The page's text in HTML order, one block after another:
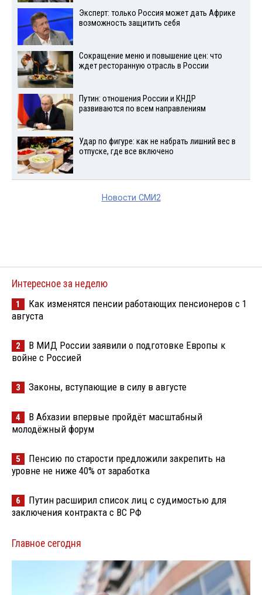
Эксперт: только Россия может дать Африке
возможность защитить себя
Сокращение меню и повышение цен: что
ждет ресторанную отрасль в России
Путин: отношения России и КНДР
развиваются по всем направлениям
Удар по фигуре: как не набрать лишний вес в
отпуске, где все включено
Новости СМИ2
Интересное за неделю
1
Как изменятся пенсии работающих пенсионеров с 1
августа
2
В МИД России заявили о подготовке Европы к
войне с Россией
3 Законы, вступающие в силу в августе
4
В Абхазии впервые пройдёт масштабный
молодёжный форум
5
Пенсию по старости предложили закрепить на
уровне не ниже 40% от заработка
6
Путин расширил список лиц с судимостью для
заключения контракта с ВС РФ
Главное сегодня